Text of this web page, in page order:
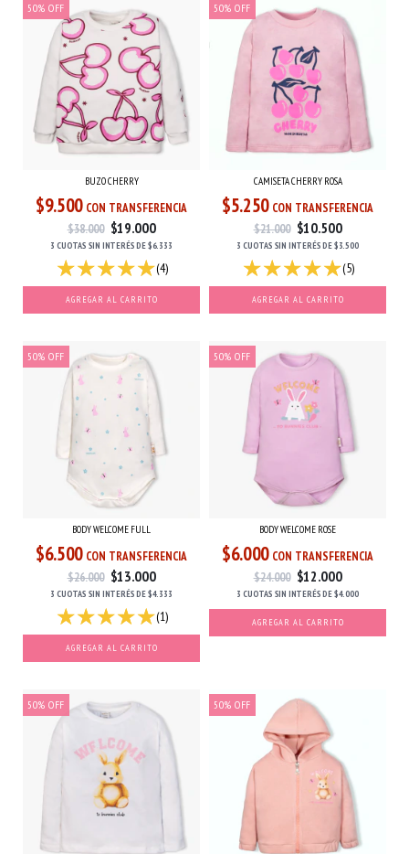
50% OFF
BUZO CHERRY
$9.500 CON TRANSFERENCIA
$38.000 $19.000
3 CUOTAS SIN INTERÉSDE$6.333
(4)
AGREGAR AL CARRITO
50% OFF
CAMISETA CHERRY ROSA
$5.250 CON TRANSFERENCIA
$21.000 $10.500
3 CUOTAS SIN INTERÉSDE$3.500
(5)
AGREGAR AL CARRITO
50% OFF
BODY WELCOME FULL
$6.500 CON TRANSFERENCIA
$26.000 $13.000
3 CUOTAS SIN INTERÉSDE$4.333
(1)
AGREGAR AL CARRITO
50% OFF
BODY WELCOME ROSE
$6.000 CON TRANSFERENCIA
$24.000 $12.000
3 CUOTAS SIN INTERÉSDE$4.000
AGREGAR AL CARRITO
50% OFF 50% OFF